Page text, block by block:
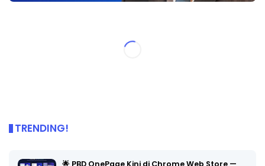
TRENDING!
🌟 PBD OnePage Kini di Chrome Web Store —